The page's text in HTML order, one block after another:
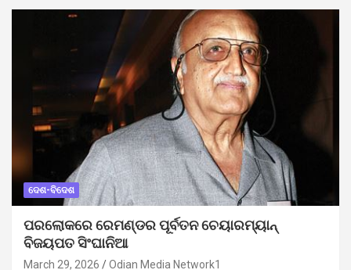
ଦେଶ-ବିଦେଶ
ପରଲୋକରେ ରେମଣ୍ଡର ପୂର୍ବତନ ଚେୟାରମ୍ୟାନ୍
ବିଜୟପତ ସିଂଘାନିଆ
March 29, 2026 Odian Media Network1